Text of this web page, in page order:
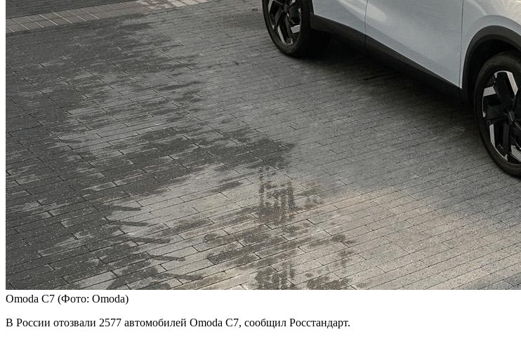
Omoda C7 (Фото: Omoda)
В России отозвали 2577 автомобилей Omoda C7, сообщил Росстандарт.